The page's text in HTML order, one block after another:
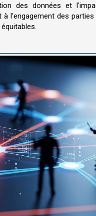
des données et
l'engagement des parties